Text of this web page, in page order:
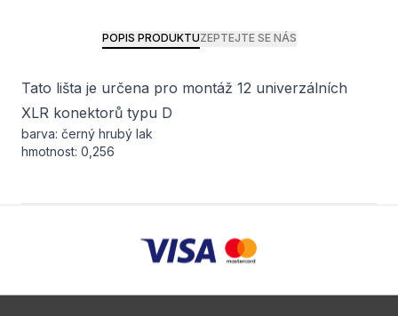
POPIS PRODUKTUZEPTEJTE SE NÁS
Tato lišta je určena pro montáž 12 univerzálních
XLR konektorů typu D
barva: černý hrubý lak
hmotnost: 0,256